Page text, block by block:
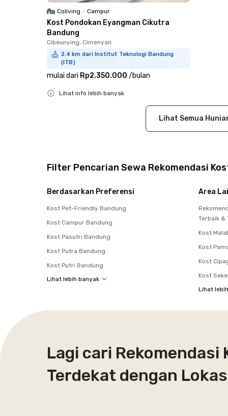
Coliving • Campur
Kost Pondokan Eyangman Cikutra
Bandung
Cibeunying, Cimenyan
2.4 km dari Institut Teknologi Bandung
(ITB)
mulai dari Rp2.350.000 /bulan
Lihat info lebih banyak
Lihat Semua
Filter Pencarian Sewa Rekomendasi
Berdasarkan Preferensi
Kost Pet-Friendly Bandung
Kost Campur Bandung
Kost Pasutri Bandung
Kost Putra Bandung
Kost Putri Bandung
Lihat lebih banyak
Area
Terbaik
Kost
Kost
Kost
Kost
Lihat
Lagi cari
Terdekat dengan